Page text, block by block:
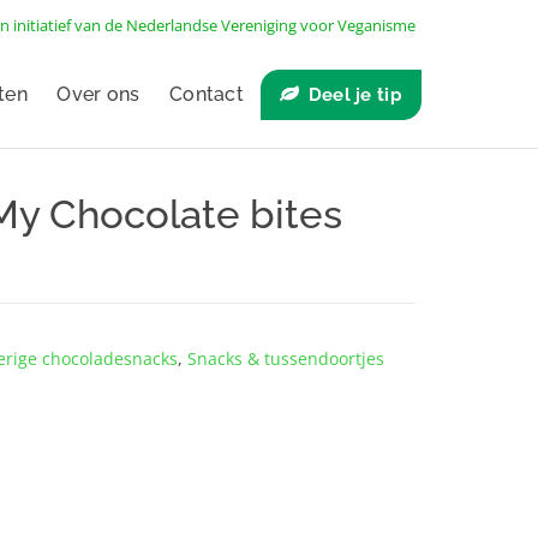
initiatief van de Nederlandse Vereniging voor Veganisme
Over ons Contact Deel je tip
Chocolate bites
chocoladesnacks,Snacks & tussendoortjes